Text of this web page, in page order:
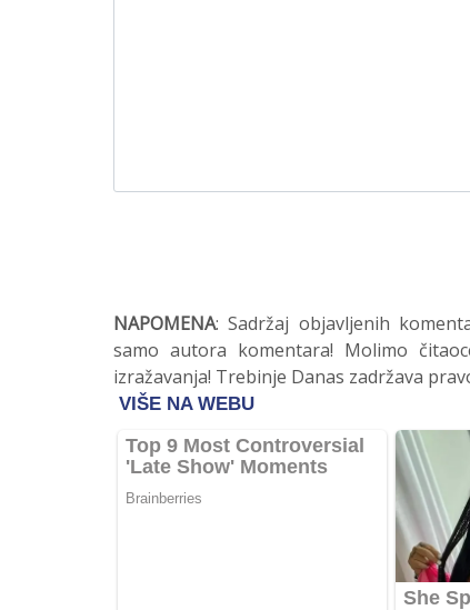
NAPOMENA: Sadržaj objavljenih
samo autora komentara! Molimo
izražavanja! Trebinje Danas zadržava